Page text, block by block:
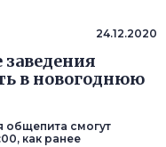
24.12.2020
в новогоднюю
общепита смогут
как ранее